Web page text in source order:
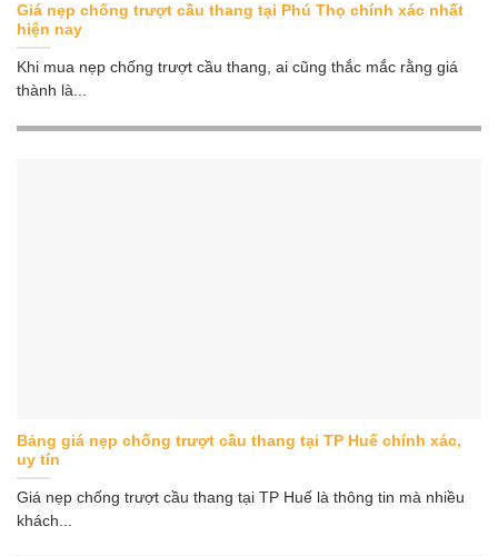
Giá nẹp chống trượt cầu thang tại Phú Thọ chính xác nhất
hiện nay
Khi mua nẹp chống trượt cầu thang, ai cũng thắc mắc rằng giá
thành là...
Bảng giá nẹp chống trượt cầu thang tại TP Huế chính xác,
uy tín
Giá nẹp chống trượt cầu thang tại TP Huế là thông tin mà nhiều
khách...